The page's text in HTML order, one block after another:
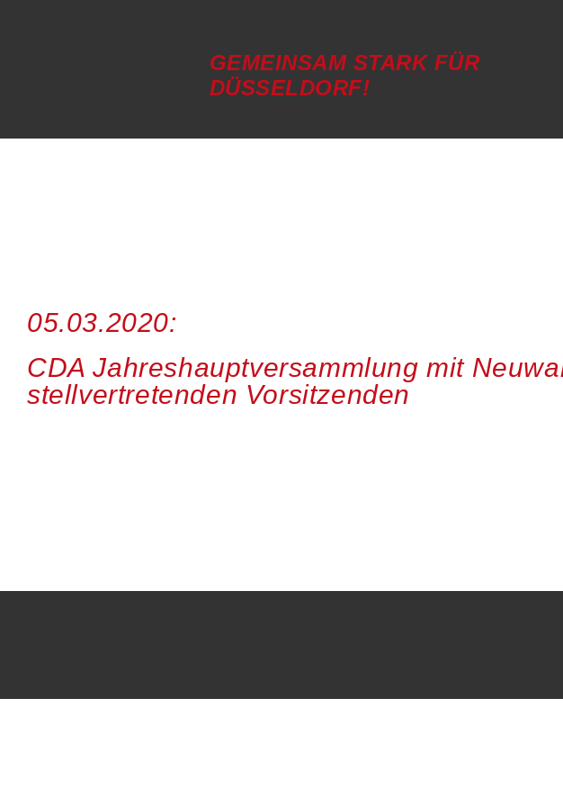
GEMEINSAM STARK FÜR
DÜSSELDORF!
05.03.2020:
CDA Jahreshauptversammlung mit
stellvertretenden Vorsitzenden